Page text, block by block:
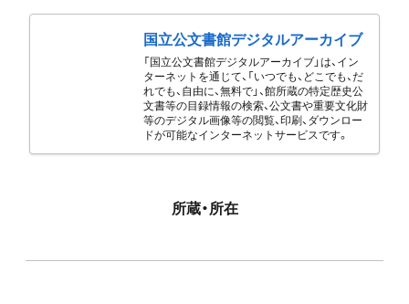
国立公文書館デジタルアーカイブ
「国立公文書館デジタルアーカイブ」は、イン
ターネットを通じて、「いつでも、どこでも、だ
れでも、自由に、無料で」、館所蔵の特定歴史公
文書等の目録情報の検索、公文書や重要文化財
等のデジタル画像等の閲覧、印刷、ダウンロー
ドが可能なインターネットサービスです。
所蔵・所在